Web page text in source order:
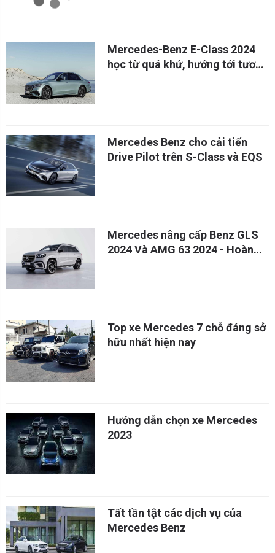
Mercedes-Benz E-Class 2024
học từ quá khứ, hướng tới tương
Mercedes Benz cho cải tiến
Drive Pilot trên S-Class và EQS
Mercedes nâng cấp Benz GLS
2024 Và AMG 63 2024 - Hoàn
Top xe Mercedes 7 chỗ đáng sở
hữu nhất hiện nay
Hướng dẫn chọn xe Mercedes
2023
Tất tần tật các dịch vụ của
Mercedes Benz